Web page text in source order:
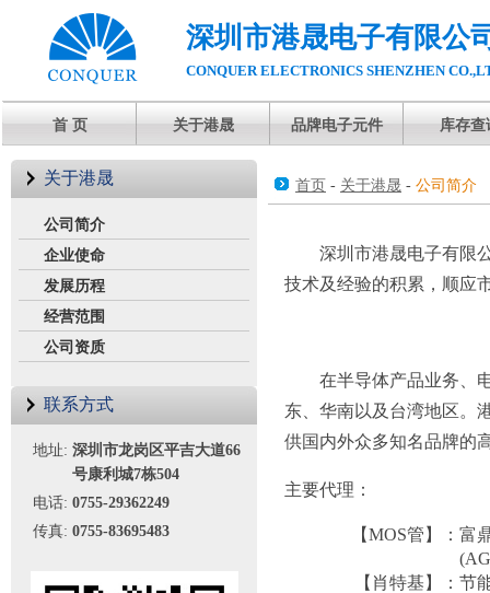
深圳市港晟电子有限公
CONQUER ELECTRONICS SHENZHEN
首 页 关于港晟 品牌电子元件 库存查
关于港晟
公司简介
企业使命
发展历程
经营范围
公司资质
联系方式
地址: 深圳市龙岗区平吉大道66
号康利城7栋504
电话: 0755-29362249
传真: 0755-83695483
首页 - 关于港晟 - 公司简介
深圳市港晟电子有限公
技术及经验的积累，顺应
在半导体产品业务、电
东、华南以及台湾地区。
供国内外众多知名品牌的
主要代理：
【MOS管】： 富
【肖特基】： 节